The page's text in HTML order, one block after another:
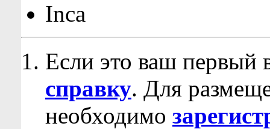
Inca
Если это ваш первый
справку. Для
необходимо